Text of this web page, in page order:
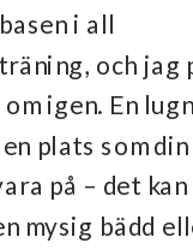
i all
och jag
igen. En
plats som din
på – det
mysig bädd